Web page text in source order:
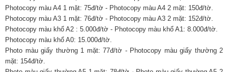
Photocopy màu A4 1 mặt: 75đ/tờ - Photocopy màu A4 2 mặt: 150đ/tờ.
Photocopy màu A3 1 mặt: 76đ/tờ - Photocopy màu A3 2 mặt: 152đ/tờ.
Photocopy màu khổ A2 : 5.000đ/tờ - Photocopy màu khổ A1: 8.000đ/tờ.
Photocopy màu khổ A0: 15.000đ/tờ.
Photo màu giấy thường 1 mặt: 77đ/tờ - Photocopy màu giấy thường 2
mặt: 154đ/tờ.